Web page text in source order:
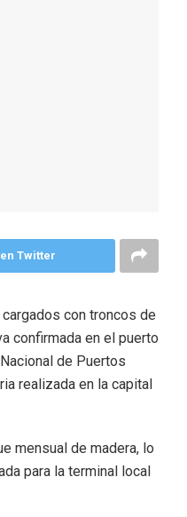
Twitter
con troncos de
confirmada en el puerto
de Puertos
realizada en la capital
mensual de madera, lo
para la terminal local